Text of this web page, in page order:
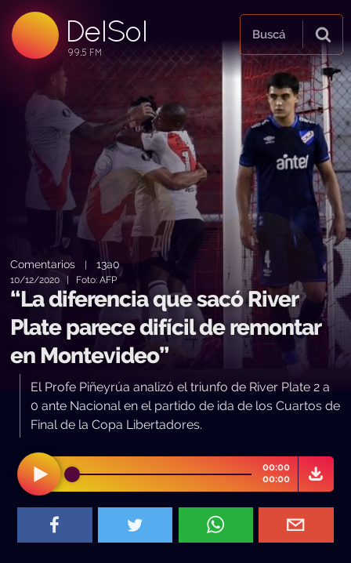
DelSol
99.5 FM
99.5 FM
99.5 FM
Buscá
Comentarios |13a0
10/12/2020 | Foto: AFP
“La diferencia que sacó River
Plate parece difícil de remontar
en Montevideo”
El Profe Piñeyrúa analizó el triunfo de River Plate 2 a
0 ante Nacional en el partido de ida de los Cuartos de
Final de la Copa Libertadores.
00:00
00:00